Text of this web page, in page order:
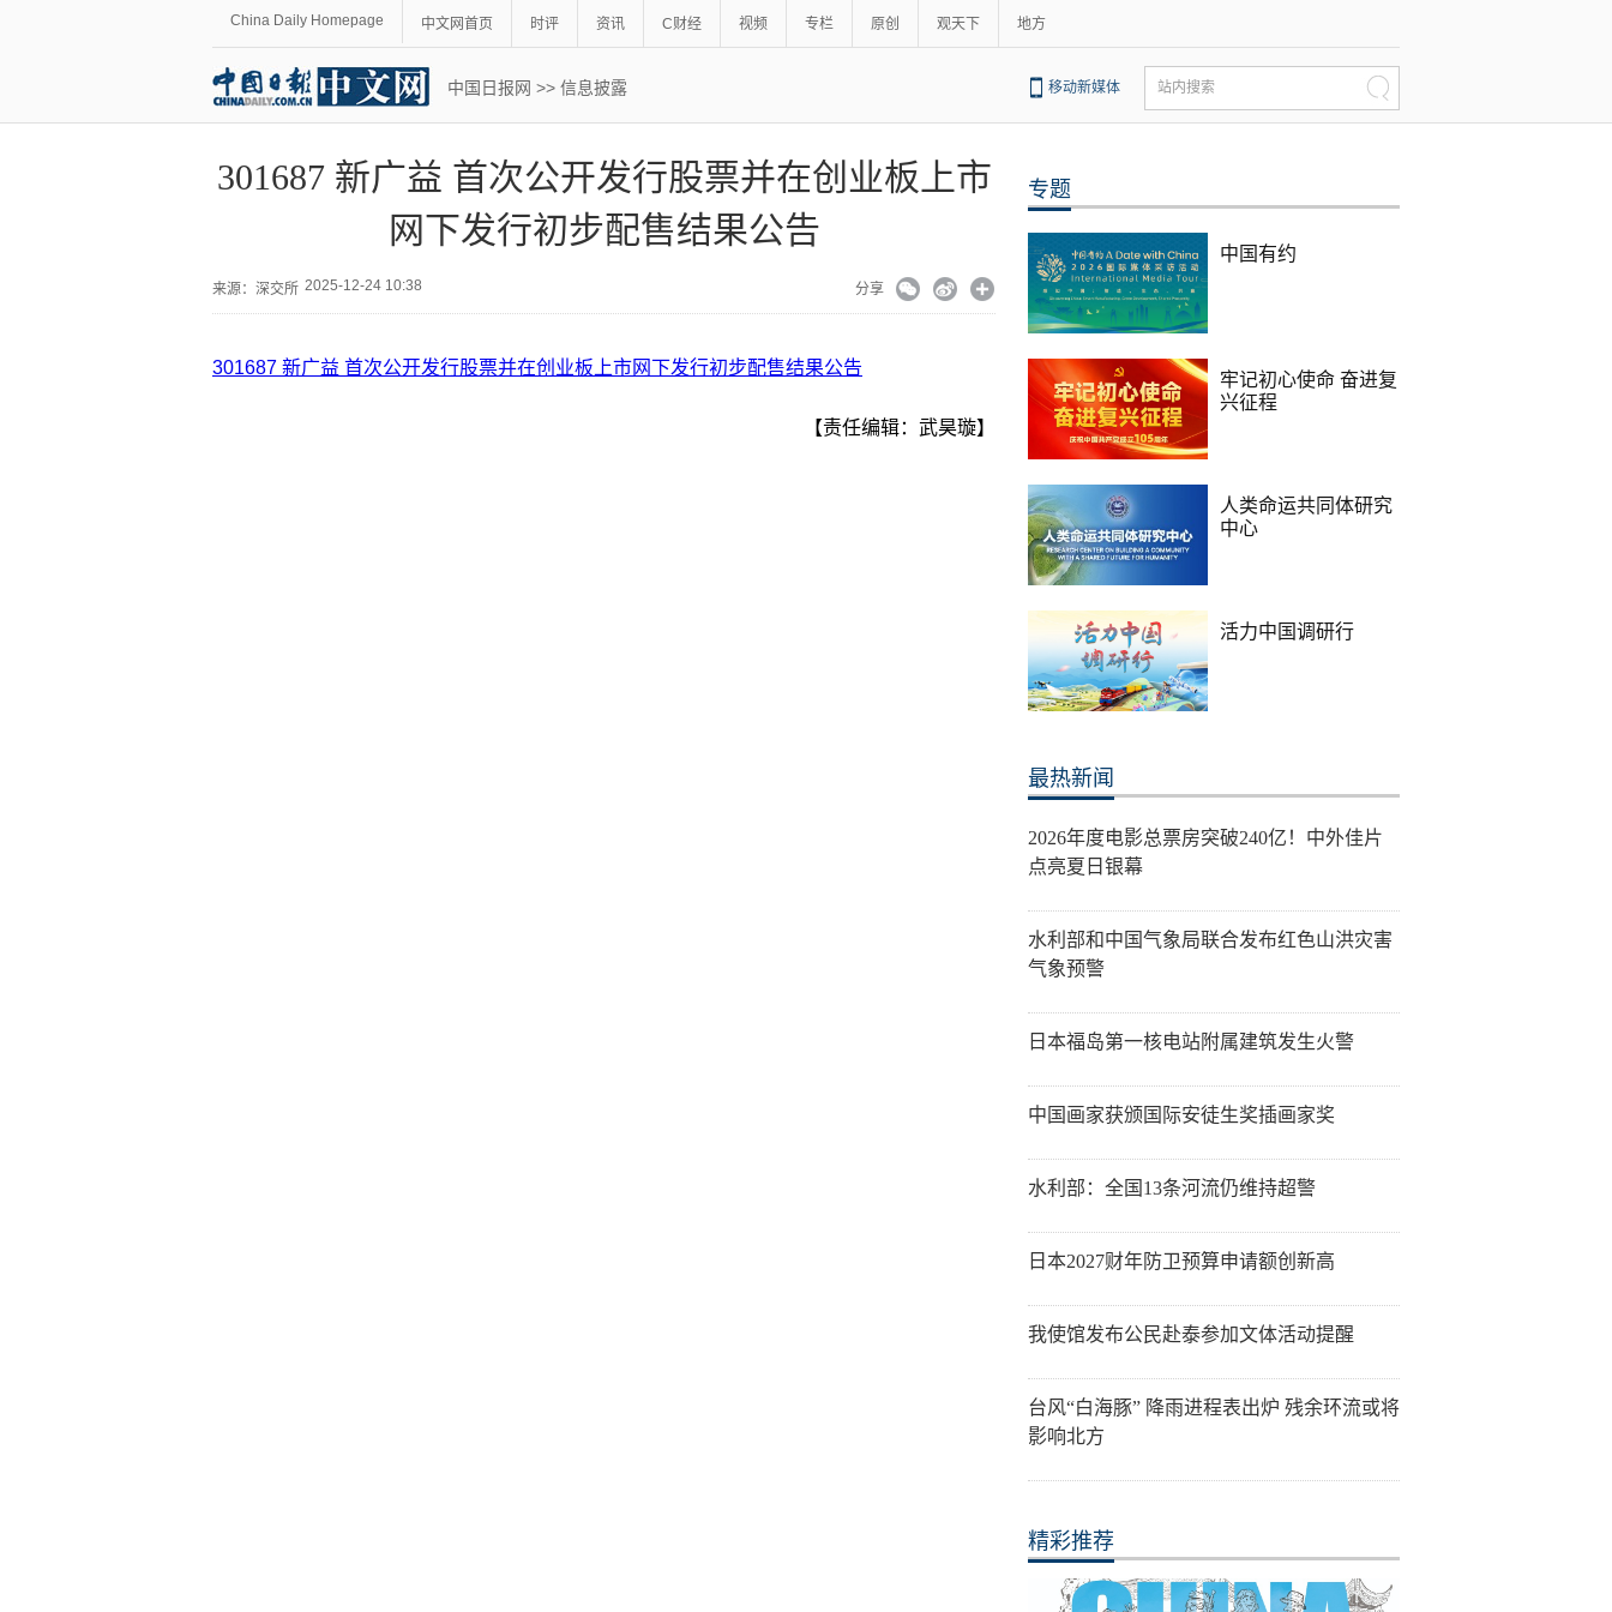
China Daily Homepage 中文网首页 时评 资讯 C财经 视频 专栏 原创 观天下 地方
中国日报网 >> 信息披露 移动新媒体 站内搜索
301687 新广益 首次公开发行股票并在创业板上市
网下发行初步配售结果公告
来源： 深交所 2025-12-24 10:38 分享
301687 新广益 首次公开发行股票并在创业板上市网下发行初步配售结果公告
【责任编辑：武昊璇】
专题
中国有约
牢记初心使命 奋进复
兴征程
人类命运共同体研究
中心
活力中国调研行
最热新闻
2026年度电影总票房突破240亿！中外佳片
点亮夏日银幕
水利部和中国气象局联合发布红色山洪灾害
气象预警
日本福岛第一核电站附属建筑发生火警
中国画家获颁国际安徒生奖插画家奖
水利部：全国13条河流仍维持超警
日本2027财年防卫预算申请额创新高
我使馆发布公民赴泰参加文体活动提醒
台风“白海豚” 降雨进程表出炉 残余环流或将
影响北方
精彩推荐